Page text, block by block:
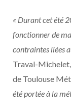
« Durant cet été
fonctionner de
contraintes liées
Traval-
de Toulouse
été portée à la